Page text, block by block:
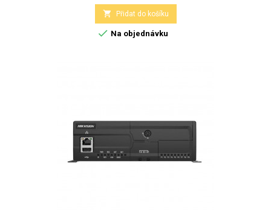
 Přidat do košíku
 Na objednávku